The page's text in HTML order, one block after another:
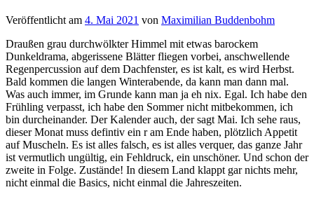
Veröffentlicht am 4. Mai 2021 von Maximilian Buddenbohm
Draußen grau durchwölkter Himmel mit etwas barockem
Dunkeldrama, abgerissene Blätter fliegen vorbei, anschwellende
Regenpercussion auf dem Dachfenster, es ist kalt, es wird Herbst.
Bald kommen die langen Winterabende, da kann man dann mal.
Was auch immer, im Grunde kann man ja eh nix. Egal. Ich habe den
Frühling verpasst, ich habe den Sommer nicht mitbekommen, ich
bin durcheinander. Der Kalender auch, der sagt Mai. Ich sehe raus,
dieser Monat muss defintiv ein r am Ende haben, plötzlich Appetit
auf Muscheln. Es ist alles falsch, es ist alles verquer, das ganze Jahr
ist vermutlich ungültig, ein Fehldruck, ein unschöner. Und schon der
zweite in Folge. Zustände! In diesem Land klappt gar nichts mehr,
nicht einmal die Basics, nicht einmal die Jahreszeiten.